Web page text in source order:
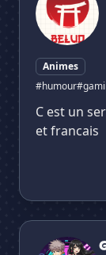
Animes
#humour
C est un
et francais
Game Life